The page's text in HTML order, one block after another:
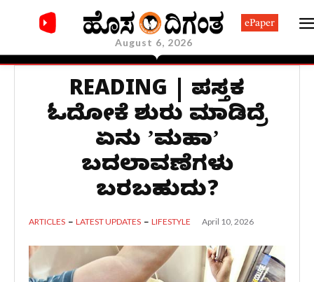
August 6, 2026
ePaper
READING | ಪುಸ್ತಕ
ಓದೋಕೆ ಶುರು ಮಾಡಿದ್ರೆ
ಏನು ʼಮಹಾʼ
ಬದಲಾವಣೆಗಳು
ಬರಬಹುದು?
ARTICLES LATEST UPDATES LIFESTYLE April 10, 2026